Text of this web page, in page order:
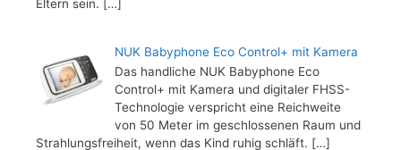
Eltern sein. […]
NUK Babyphone Eco Control+ mit Kamera
Das handliche NUK Babyphone Eco
Control+ mit Kamera und digitaler FHSS-
Technologie verspricht eine Reichweite
von 50 Meter im geschlossenen Raum und
Strahlungsfreiheit, wenn das Kind ruhig schläft. […]